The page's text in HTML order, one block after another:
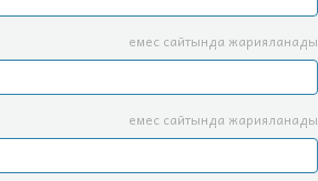
емес сайтында жарияланады
емес сайтында жарияланады